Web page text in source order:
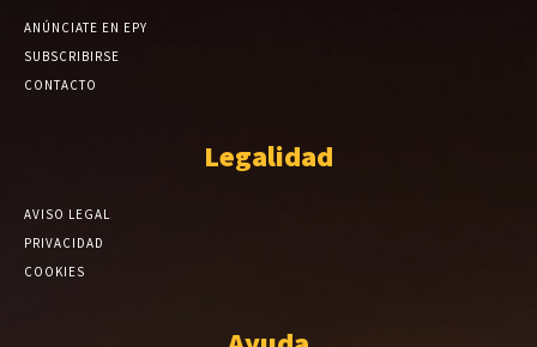
ANÚNCIATE EN EPY
SUBSCRIBIRSE
CONTACTO
Legalidad
AVISO LEGAL
PRIVACIDAD
COOKIES